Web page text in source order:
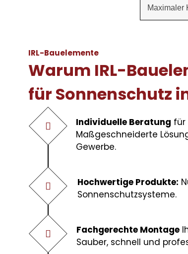
Maximaler
IRL-Bauelemente
Warum IRL-
für Sonnenschutz
Individuelle Beratung für
Maßgeschneiderte
Gewerbe.
Hochwertige Produkte:
Sonnenschutzsysteme.
Fachgerechte Montage
Sauber, schnell und